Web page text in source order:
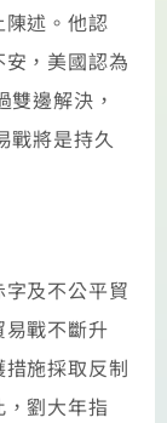
述。他認
，美國認為
邊解決，
戰將是持久
及不公平貿
戰不斷升
施採取反制
劉大年指